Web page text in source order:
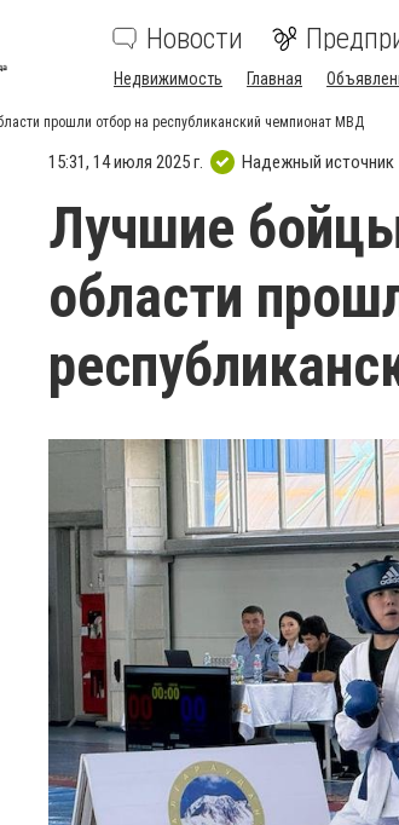
Новости
Недвижимость Главная
прошли отбор на республиканский чемпионат МВД
15:31, 14 июля 2025 г. Надежный источник
Лучшие
области